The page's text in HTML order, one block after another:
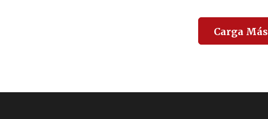
Carga Más